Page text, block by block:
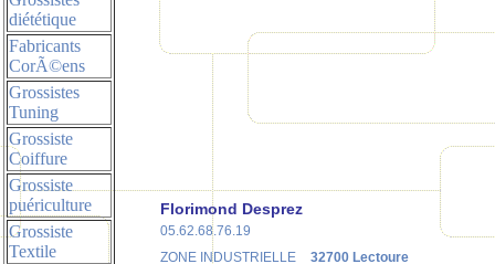
diététique
Fabricants
CorÃ©ens
Grossistes
Tuning
Grossiste
Coiffure
Grossiste
puériculture
Grossiste
Textile
Florimond Desprez
05.62.68.76.19
ZONE INDUSTRIELLE
32700 Lectoure